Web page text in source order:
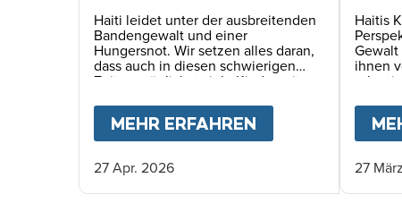
Haiti leidet unter der ausbreitenden
Bandengewalt und einer
Hungersnot. Wir setzen alles daran,
dass auch in diesen schwierigen
Zeiten möglichst viele Kinder mit
versorgt werden können.
MEHR ERFAHREN HAITIS
27 Apr. 2026
Haitis
ihnen
27